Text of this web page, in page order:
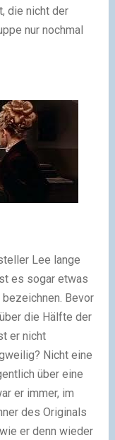
die nicht der
nur nochmal
Lee lange
es sogar etwas
Bevor
die Hälfte der
er nicht
Nicht eine
über eine
er immer, im
des Originals
er denn wieder